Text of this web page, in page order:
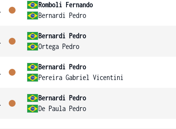
Romboli Fernando
Bernardi Pedro
Bernardi Pedro
Ortega Pedro
Bernardi Pedro
Pereira Gabriel Vicentini
Bernardi Pedro
De Paula Pedro